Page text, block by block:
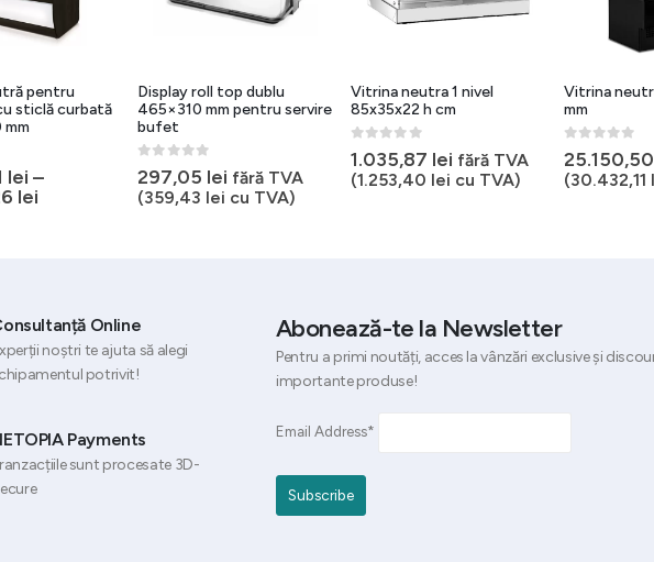
pentru
sticlă curbată
lei –
lei
Display roll top dublu
465×310 mm pentru servire
bufet
0out of 5
297,05 lei fără TVA
(359,43 lei cu TVA)
Vitrina neutra 1 nivel
85x35x22 h cm
0 out of 5
1.035,87 lei fără TVA
(1.253,40 lei cu TVA)
Vitrina
mm
0out of 5
25.150,50
(30.432,11
Online
noștri te ajuta să alegi
potrivit!
Payments
sunt procesate 3D-
Abonează-te la Newsletter
Pentru a primi noutăți, acces la vânzări exclusive și
importante produse!
Email Address*